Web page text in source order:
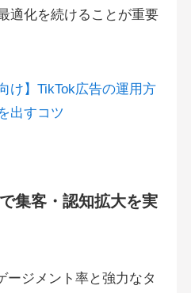
適化を続けることが重要
け】TikTok広告の運用方
出すコツ
集客・認知拡大を実
ージメント率と強力なタ